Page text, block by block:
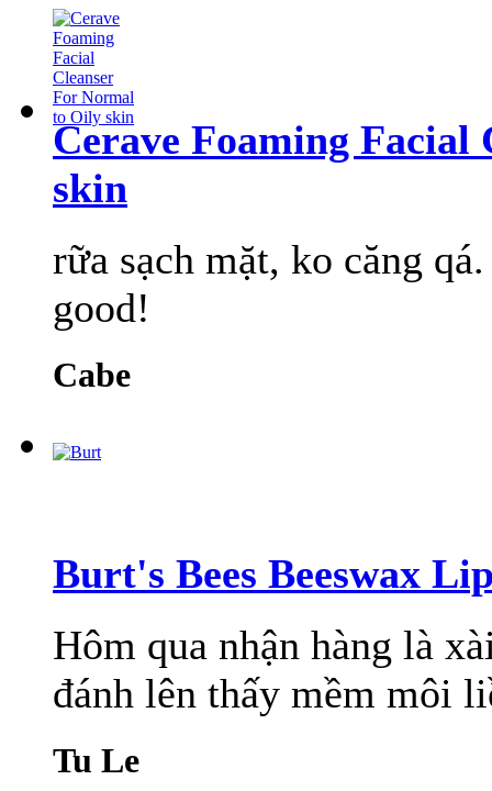
Cerave Foaming
skin
rữa sạch mặt, ko căng
good!
Cabe
Burt's Bees Beeswax
Hôm qua nhận hàng là
đánh lên thấy mềm môi
Tu Le